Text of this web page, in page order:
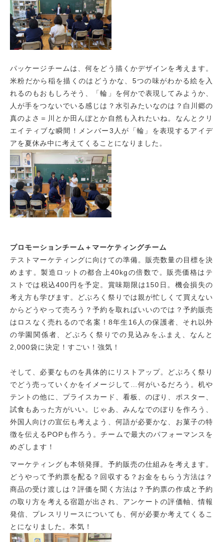
パッケージチームは、何をどう描くかデザインを考えます。
米粉だから稲を描くのはどうかな、5つの味がわかる絵を入
れるのもおもしろそう、「輪」を何かで表現してみようか、
人が手をつないでいる感じは？水引みたいなのは？白川郷の
真のよさ＝川とか田んぼとか自然も入れたいね。なんとクリ
エイティブな瞬間！メンバー3人が「輪」を表現するアイデ
アを夏休み中に考えてくることになりました。
プロモーションチーム＋マーケティングチーム
テストマーケティングに向けての準備。販売数量の目標を決
めます。製造ロットの都合上40kgの倍数で。販売価格はテ
ストでは税込400円を予定。賞味期限は150日。機会損失の
考え方も学びます。どぶろく祭りでは親が忙しくて買えない
からどうやって売ろう？予約を取ればいいのでは？予約販売
はロスなく売れるので名案！8年生16人の保護者、それ以外
の学園関係者、どぶろく祭りでの見込みをふまえ、なんと
2,000袋に決定！すごい！強気！
そして、必要なものを具体的にリストアップ。どぶろく祭り
でどう売っていくかをイメージして…何がいるだろう。机や
テントの他に、プライスカード、看板、のぼり、ポスター、
試食もあった方がいい。じゃあ、みんなでのぼりを作ろう、
外国人向けの宣伝も考えよう、何語が必要かな、お菓子の特
徴を伝えるPOPも作ろう。チームで最大のパフォーマンスを
めざします！
マーケティングも本領発揮。予約販売の仕組みを考えます。
どうやって予約票を配る？回収する？お金をもらう方法は？
商品の受け渡しは？評価を聞く方法は？予約票の作成と予約
の取り方を考える宿題が出され、アンケートの評価軸、情報
発信、プレスリリースについても、何が必要か考えてくるこ
とになりました。本気！